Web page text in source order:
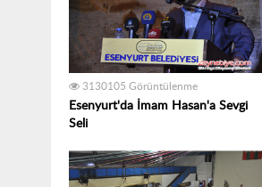
3130105 Görüntülenme
Esenyurt'da İmam Hasan'a Sevgi
Seli